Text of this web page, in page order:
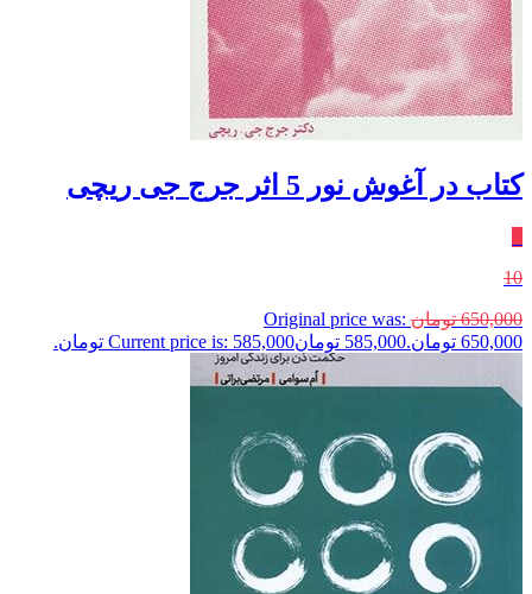
کتاب در آغوش نور 5 اثر جرج جی ریچی
10
650,000 تومان Original price was:
650,000 تومان.
585,000 تومانCurrent price is: 585,000 تومان.